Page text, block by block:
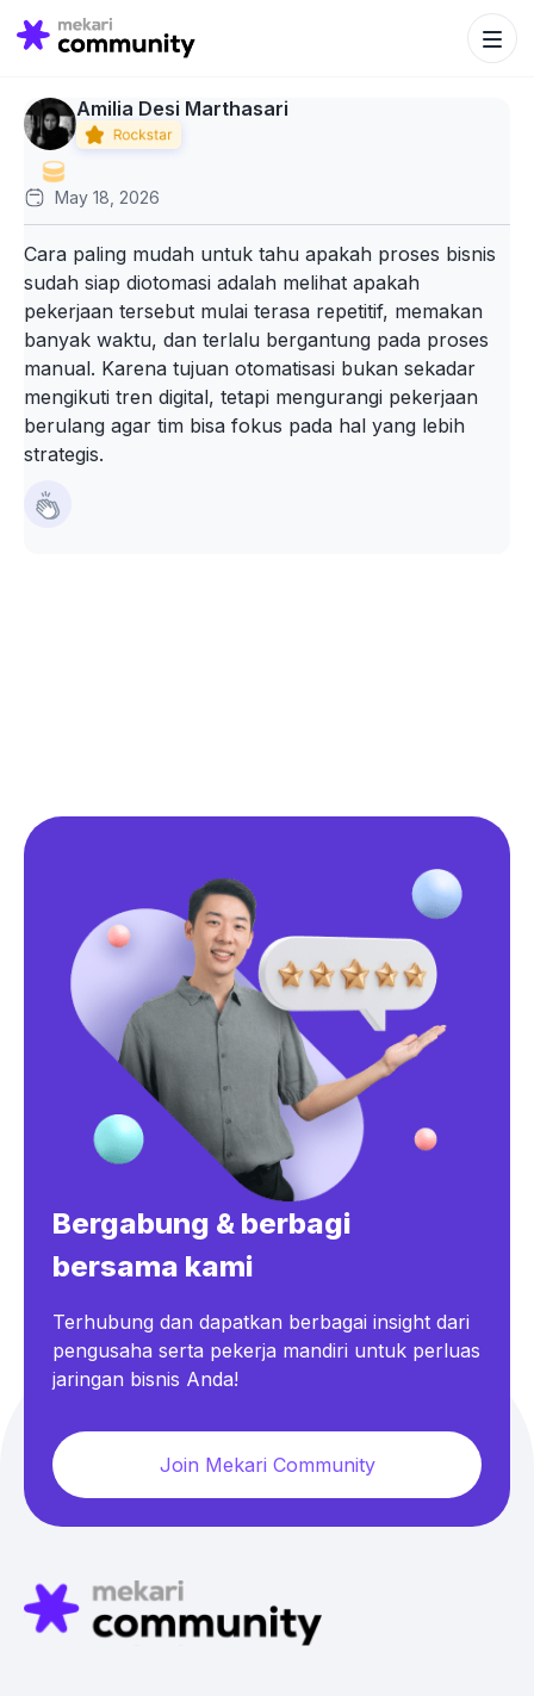
Search
for:
Search
Amilia Desi Marthasari
May 18, 2026
Cara paling mudah untuk tahu apakah proses bisnis
sudah siap diotomasi adalah melihat apakah
pekerjaan tersebut mulai terasa repetitif, memakan
banyak waktu, dan terlalu bergantung pada proses
manual. Karena tujuan otomatisasi bukan sekadar
mengikuti tren digital, tetapi mengurangi pekerjaan
berulang agar tim bisa fokus pada hal yang lebih
strategis.
Bergabung & berbagi
bersama kami
Terhubung dan dapatkan berbagai insight dari
pengusaha serta pekerja mandiri untuk perluas
jaringan bisnis Anda!
Join Mekari Community